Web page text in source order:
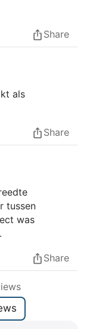
Share
als
Share
tussen
was
Share